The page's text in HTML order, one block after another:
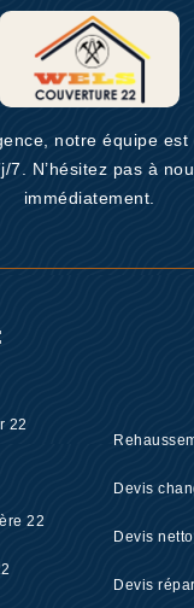
notre équipe est
7. N’hésitez pas à
immédiatement.
22
22
Devis
Devis
Devis